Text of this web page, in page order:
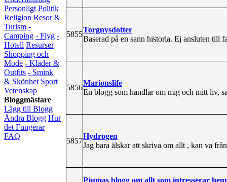
Personligt Politik
Religion Resor &
Turism -
Camping - Flyg -
Hotell Resurser
Shopping och
Mode - Kläder &
Outfits - Smink
& Skönhet Sport
Vetenskap
Bloggmästare
Lägg till Blogg
Ändra Blogg Hur
det Fungerar
FAQ
5855
Torgnysdotter
Baserad på en sann historia. Ej ansluten till
5856
Marionslife
En blogg som handlar om mig och mitt liv,
5857
Hydrogen
Jag bara älskar att skriva om allt , kan va
Pjumas blogg om allt som intresserar